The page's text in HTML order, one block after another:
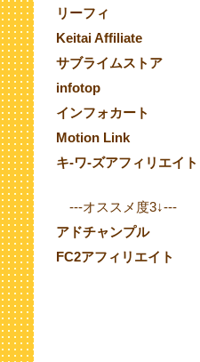
リーフィ
Keitai Affiliate
サブライムストア
infotop
インフォカート
Motion Link
キ-ワ-ズアフィリエイト
---オススメ度3↓---
アドチャンプル
FC2アフィリエイト